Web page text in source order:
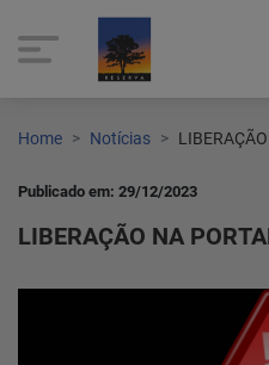
Home Notícias
Publicado em: 29/12/2023
LIBERAÇÃO NA